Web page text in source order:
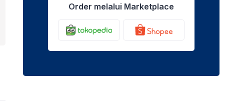
Order melalui Marketplace